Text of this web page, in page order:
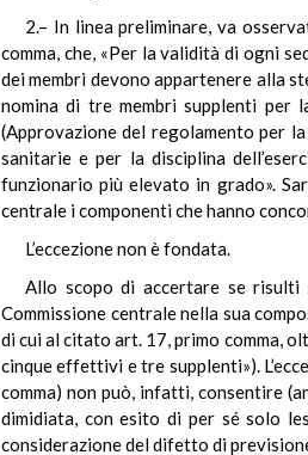
2.– In linea preliminare, va
comma, che, «Per la validità di ogni
dei membri devono appartenere alla
nomina di tre membri supplenti per
(Approvazione del regolamento per
sanitarie e per la disciplina
funzionario più elevato in grado».
centrale i componenti che hanno
L’eccezione non è fondata.
Allo scopo di accertare se
Commissione centrale nella sua
di cui al citato art. 17, primo comma,
cinque effettivi e tre supplenti»).
comma) non può, infatti, consentire
dimidiata, con esito di per sé solo
considerazione del difetto di